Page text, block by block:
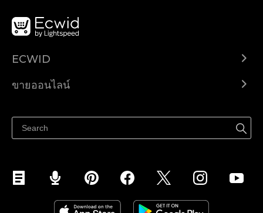
ECWID
ราคา
ขายออนไลน์
ขายบนเฟสบุ๊ค